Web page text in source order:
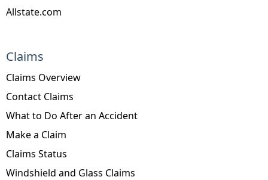
Allstate.com
Claims
Claims Overview
Contact Claims
What to Do After an Accident
Make a Claim
Claims Status
Windshield and Glass Claims